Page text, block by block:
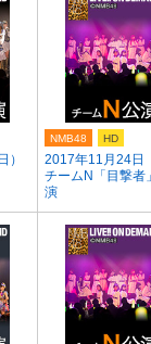
）
2017年11月24日
チームN「目撃者
演
NMB48 HD